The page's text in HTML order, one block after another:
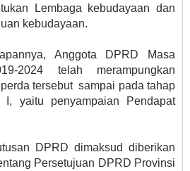
Lembaga kebudayaan dan
kebudayaan.
Anggota DPRD Masa
2024 telah merampungkan
tersebut sampai pada tahap
I, yaitu penyampaian Pendapat
DPRD dimaksud diberikan
Persetujuan DPRD Provinsi